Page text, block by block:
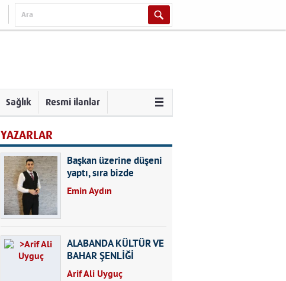
Sağlık Resmi ilanlar
YAZARLAR
Başkan üzerine düşeni
yaptı, sıra bizde
Emin Aydın
ALABANDA KÜLTÜR VE
BAHAR ŞENLİĞİ
Arif Ali Uyguç